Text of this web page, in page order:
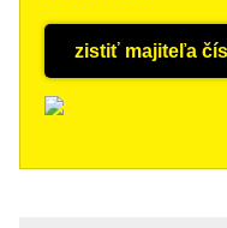
zistiť majiteľa